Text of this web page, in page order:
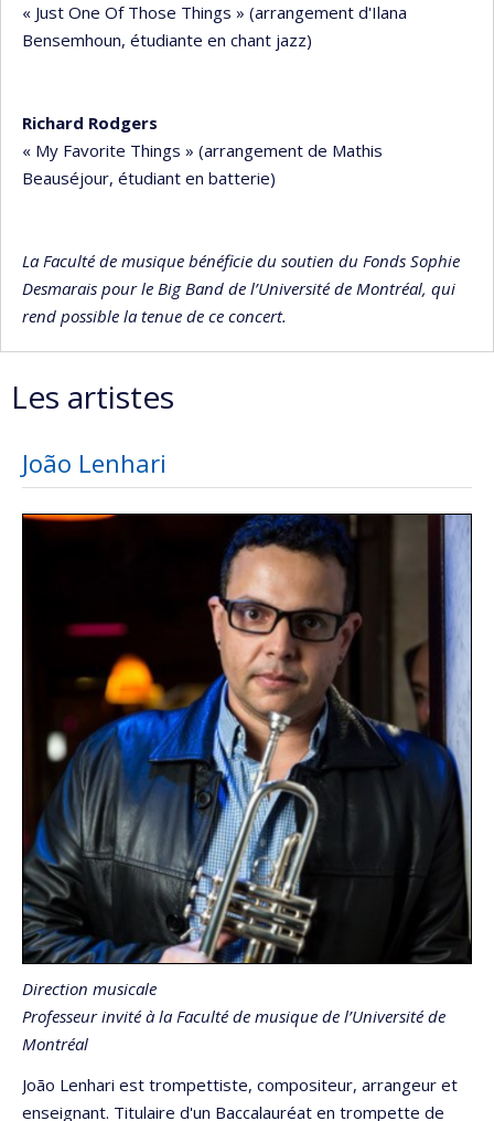
« Just One Of Those Things » (arrangement d'Ilana
Bensemhoun, étudiante en chant jazz)
Richard Rodgers
« My Favorite Things » (arrangement de Mathis
Beauséjour, étudiant en batterie)
La Faculté de musique bénéficie du soutien du Fonds Sophie
Desmarais pour le Big Band de l’Université de Montréal, qui
rend possible la tenue de ce concert.
Les artistes
João Lenhari
Direction musicale
Professeur invité à la Faculté de musique de l’Université de
Montréal
João Lenhari est trompettiste, compositeur, arrangeur et
enseignant. Titulaire d'un Baccalauréat en trompette de